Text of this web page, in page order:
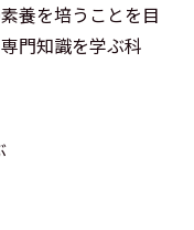
養を培うことを目
門知識を学ぶ科